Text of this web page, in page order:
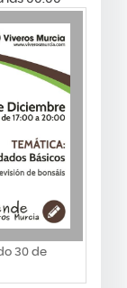
30 de